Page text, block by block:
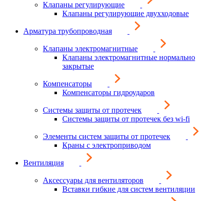
Клапаны регулирующие
Клапаны регулирующие двухходовые
Арматура трубопроводная
Клапаны электромагнитные
Клапаны электромагнитные нормально
закрытые
Компенсаторы
Компенсаторы гидроударов
Системы защиты от протечек
Системы защиты от протечек без wi-fi
Элементы систем защиты от протечек
Краны с электроприводом
Вентиляция
Аксессуары для вентиляторов
Вставки гибкие для систем вентиляции